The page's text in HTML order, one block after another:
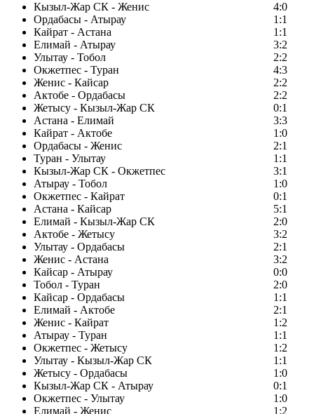
Кызыл-Жар СК - Женис
4:0
Ордабасы - Атырау
1:1
Кайрат - Астана
1:1
Елимай - Атырау
3:2
Улытау - Тобол
2:2
Окжетпес - Туран
4:3
Женис - Кайсар
2:2
Актобе - Ордабасы
2:2
Жетысу - Кызыл-Жар СК
0:1
Астана - Елимай
3:3
Кайрат - Актобе
1:0
Ордабасы - Женис
2:1
Туран - Улытау
1:1
Кызыл-Жар СК - Окжетпес
3:1
Атырау - Тобол
1:0
Окжетпес - Кайрат
0:1
Астана - Кайсар
5:1
Елимай - Кызыл-Жар СК
2:0
Актобе - Жетысу
3:2
Улытау - Ордабасы
2:1
Женис - Астана
3:2
Кайсар - Атырау
0:0
Тобол - Туран
2:0
Кайсар - Ордабасы
1:1
Елимай - Актобе
2:1
Женис - Кайрат
1:2
Атырау - Туран
1:1
Окжетпес - Жетысу
1:2
Улытау - Кызыл-Жар СК
1:1
Жетысу - Ордабасы
1:0
Кызыл-Жар СК - Атырау
0:1
Окжетпес - Улытау
1:0
Елимай - Женис
1:2